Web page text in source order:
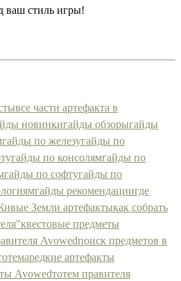
ваш стиль игры!
все части артефакта в
новинкигайды обзорыгайды
гайды по железугайды по
гайды по консолямгайды по
гайды по софтугайды по
гайды рекомендациигде
Земли артефактыкак собрать
квестовые предметы
Avowedпоиск предметов в
редкие артефакты
Avowedтотем правителя